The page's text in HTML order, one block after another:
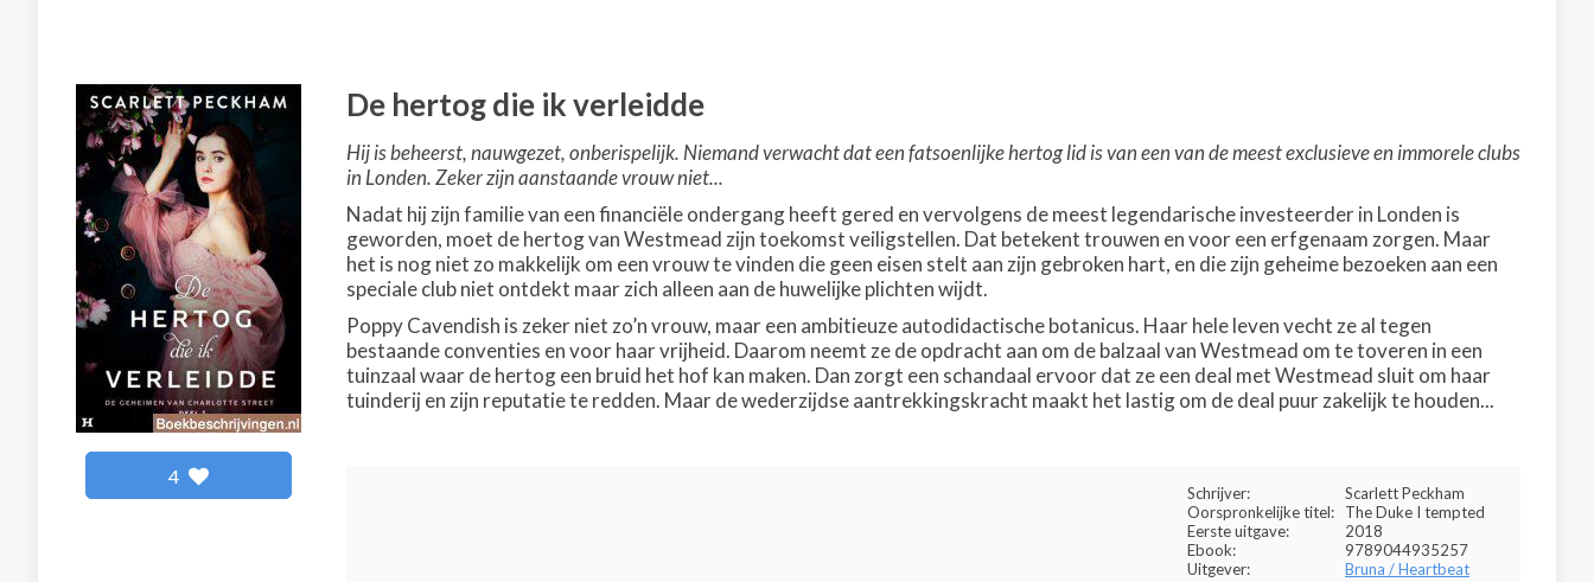
4
De hertog die ik verleidde
Hij is beheerst, nauwgezet, onberispelijk. Niemand verwacht dat een fatsoenlijke hertog lid is van een van de meest exclusieve en immorele clubs
in Londen. Zeker zijn aanstaande vrouw niet...
Nadat hij zijn familie van een financiële ondergang heeft gered en vervolgens de meest legendarische investeerder in Londen is
geworden, moet de hertog van Westmead zijn toekomst veiligstellen. Dat betekent trouwen en voor een erfgenaam zorgen. Maar
het is nog niet zo makkelijk om een vrouw te vinden die geen eisen stelt aan zijn gebroken hart, en die zijn geheime bezoeken aan een
speciale club niet ontdekt maar zich alleen aan de huwelijke plichten wijdt.
Poppy Cavendish is zeker niet zo’n vrouw, maar een ambitieuze autodidactische botanicus. Haar hele leven vecht ze al tegen
bestaande conventies en voor haar vrijheid. Daarom neemt ze de opdracht aan om de balzaal van Westmead om te toveren in een
tuinzaal waar de hertog een bruid het hof kan maken. Dan zorgt een schandaal ervoor dat ze een deal met Westmead sluit om haar
tuinderij en zijn reputatie te redden. Maar de wederzijdse aantrekkingskracht maakt het lastig om de deal puur zakelijk te houden...
Schrijver:
Scarlett Peckham
Oorspronkelijke titel:
The Duke I tempted
Eerste uitgave:
2018
Ebook:
9789044935257
Uitgever:
Bruna / Heartbeat